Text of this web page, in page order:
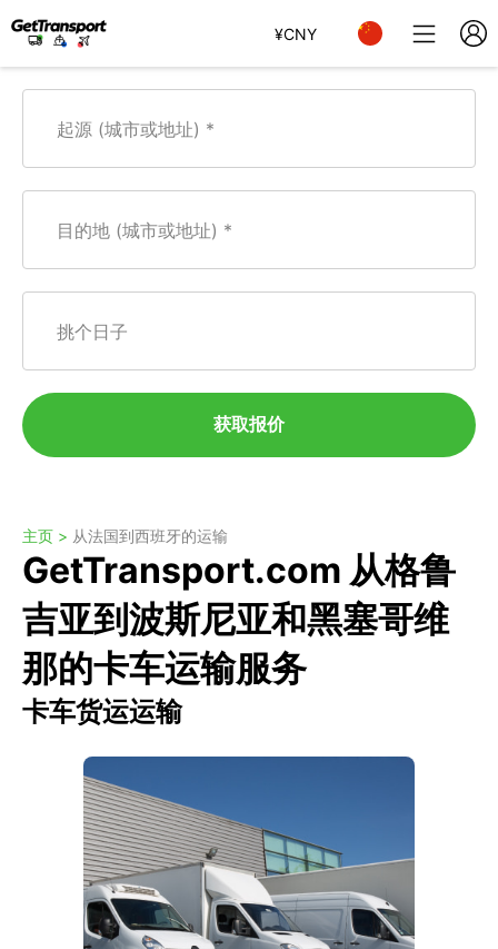
¥CNY
起源 (城市或地址)
目的地 (城市或地址)
挑个日子
获取报价
主页 > 从法国到西班牙的运输
GetTransport.com 从格鲁
吉亚到波斯尼亚和黑塞哥维
那的卡车运输服务
卡车货运运输